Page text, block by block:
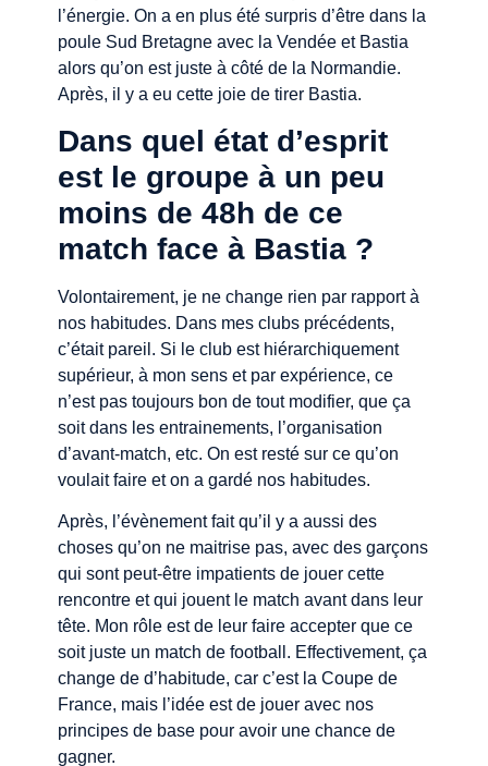
l’énergie. On a en plus été surpris d’être dans la
poule Sud Bretagne avec la Vendée et Bastia
alors qu’on est juste à côté de la Normandie.
Après, il y a eu cette joie de tirer Bastia.
Dans quel état d’esprit
est le groupe à un peu
moins de 48h de ce
match face à Bastia ?
Volontairement, je ne change rien par rapport à
nos habitudes. Dans mes clubs précédents,
c’était pareil. Si le club est hiérarchiquement
supérieur, à mon sens et par expérience, ce
n’est pas toujours bon de tout modifier, que ça
soit dans les entrainements, l’organisation
d’avant-match, etc. On est resté sur ce qu’on
voulait faire et on a gardé nos habitudes.
Après, l’évènement fait qu’il y a aussi des
choses qu’on ne maitrise pas, avec des garçons
qui sont peut-être impatients de jouer cette
rencontre et qui jouent le match avant dans leur
tête. Mon rôle est de leur faire accepter que ce
soit juste un match de football. Effectivement, ça
change de d’habitude, car c’est la Coupe de
France, mais l’idée est de jouer avec nos
principes de base pour avoir une chance de
gagner.